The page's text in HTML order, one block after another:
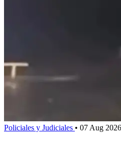
Policiales y Judiciales • 07 Aug